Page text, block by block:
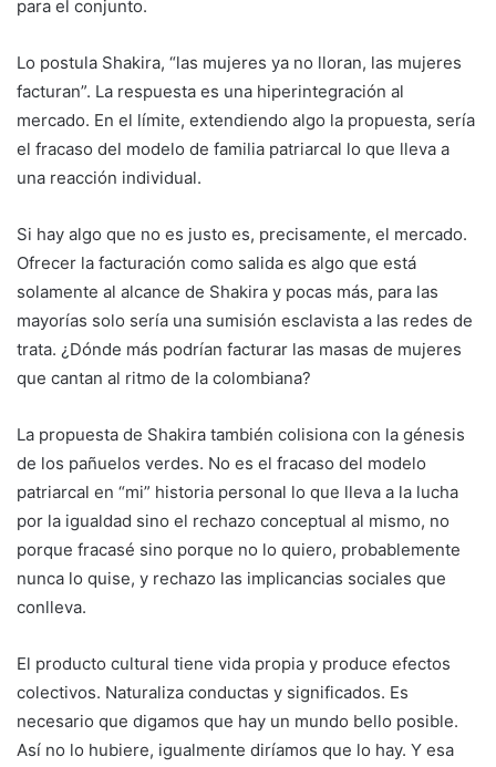
para el conjunto.
Lo postula Shakira, “las mujeres ya no lloran, las mujeres
facturan”. La respuesta es una hiperintegración al
mercado. En el límite, extendiendo algo la propuesta, sería
el fracaso del modelo de familia patriarcal lo que lleva a
una reacción individual.
Si hay algo que no es justo es, precisamente, el mercado.
Ofrecer la facturación como salida es algo que está
solamente al alcance de Shakira y pocas más, para las
mayorías solo sería una sumisión esclavista a las redes de
trata. ¿Dónde más podrían facturar las masas de mujeres
que cantan al ritmo de la colombiana?
La propuesta de Shakira también colisiona con la génesis
de los pañuelos verdes. No es el fracaso del modelo
patriarcal en “mi” historia personal lo que lleva a la lucha
por la igualdad sino el rechazo conceptual al mismo, no
porque fracasé sino porque no lo quiero, probablemente
nunca lo quise, y rechazo las implicancias sociales que
conlleva.
El producto cultural tiene vida propia y produce efectos
colectivos. Naturaliza conductas y significados. Es
necesario que digamos que hay un mundo bello posible.
Así no lo hubiere, igualmente diríamos que lo hay. Y esa